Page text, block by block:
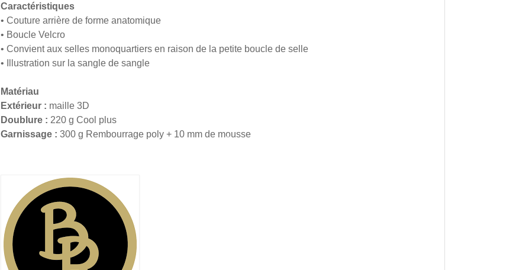
Caractéristiques
• Couture arrière de forme anatomique
• Boucle Velcro
• Convient aux selles monoquartiers en raison de la petite boucle de selle
• Illustration sur la sangle de sangle
Matériau
Extérieur : maille 3D
Doublure : 220 g Cool plus
Garnissage : 300 g Rembourrage poly + 10 mm de mousse